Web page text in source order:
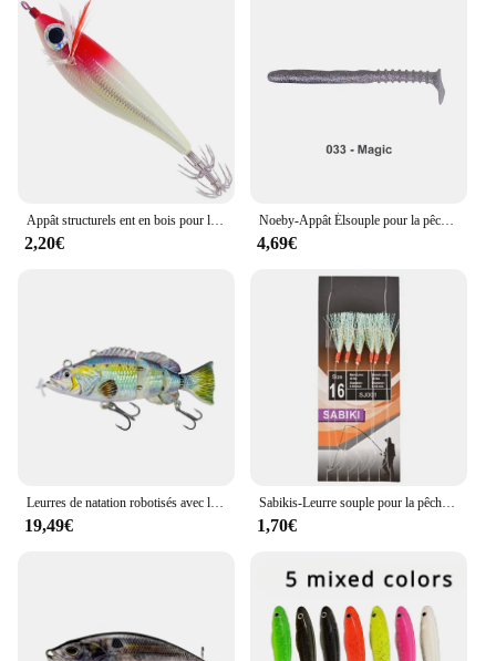
Appât structurels ent en bois pour la pêche en eau salée, leurre pour crevettes, crochet de gabarit de calmar, croissance dans le noir, simulation, accessoires de pêche, 10cm, 10g
2,20€
Noeby-Appât Élsouple pour la pêche, leurre pour attraper des poissons tels que les bars, les brochets et les perches, 150mm, 21g
4,69€
Leurres de natation robotisés avec lumière LED clignotante, appât de pêche, Wobblers électriques automatiques, aste par USB, nouveau, petit, 10cm
19,49€
Sabikis-Leurre souple pour la pêche en haute mer, appât à plumes, 6 pièces/paquet
1,70€